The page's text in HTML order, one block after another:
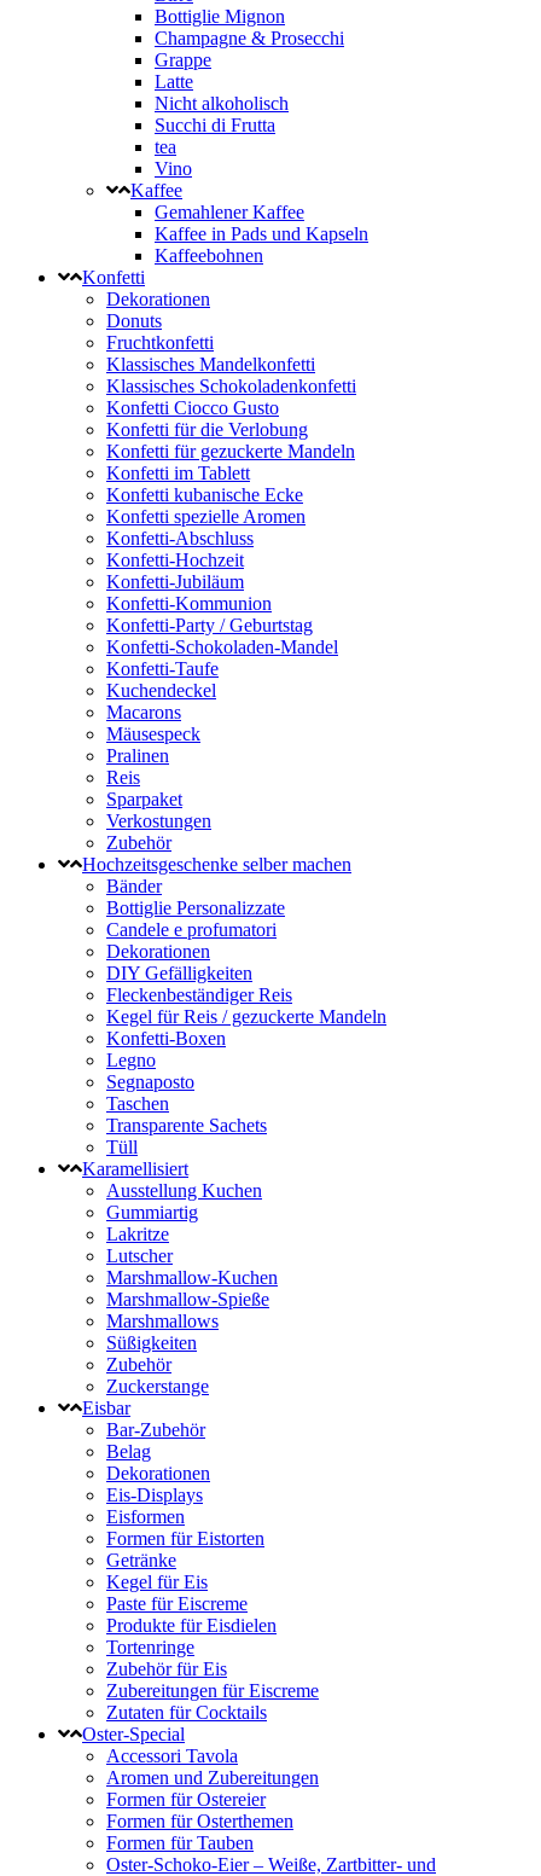
Bottiglie Mignon
Champagne & Prosecchi
Grappe
Latte
Nicht alkoholisch
Succhi di Frutta
tea
Vino
Kaffee
Gemahlener Kaffee
Kaffee in Pads und Kapseln
Kaffeebohnen
Konfetti
Dekorationen
Donuts
Fruchtkonfetti
Klassisches Mandelkonfetti
Klassisches Schokoladenkonfetti
Konfetti Ciocco Gusto
Konfetti für die Verlobung
Konfetti für gezuckerte Mandeln
Konfetti im Tablett
Konfetti kubanische Ecke
Konfetti spezielle Aromen
Konfetti-Abschluss
Konfetti-Hochzeit
Konfetti-Jubiläum
Konfetti-Kommunion
Konfetti-Party / Geburtstag
Konfetti-Schokoladen-Mandel
Konfetti-Taufe
Kuchendeckel
Macarons
Mäusespeck
Pralinen
Reis
Sparpaket
Verkostungen
Zubehör
Hochzeitsgeschenke selber machen
Bänder
Bottiglie Personalizzate
Candele e profumatori
Dekorationen
DIY Gefälligkeiten
Fleckenbeständiger Reis
Kegel für Reis / gezuckerte Mandeln
Konfetti-Boxen
Legno
Segnaposto
Taschen
Transparente Sachets
Tüll
Karamellisiert
Ausstellung Kuchen
Gummiartig
Lakritze
Lutscher
Marshmallow-Kuchen
Marshmallow-Spieße
Marshmallows
Süßigkeiten
Zubehör
Zuckerstange
Eisbar
Bar-Zubehör
Belag
Dekorationen
Eis-Displays
Eisformen
Formen für Eistorten
Getränke
Kegel für Eis
Paste für Eiscreme
Produkte für Eisdielen
Tortenringe
Zubehör für Eis
Zubereitungen für Eiscreme
Zutaten für Cocktails
Oster-Special
Accessori Tavola
Aromen und Zubereitungen
Formen für Ostereier
Formen für Osterthemen
Formen für Tauben
Oster-Schoko-Eier – Weiße, Zartbitter- und